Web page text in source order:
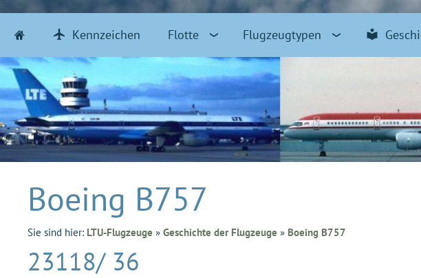
Kennzeichen Flotte Flugzeugtypen
Boeing B757
Sie sind hier: LTU-Flugzeuge » Geschichte der Flugzeuge » Boeing B757
23118/ 36